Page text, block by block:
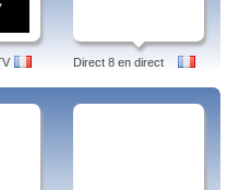
Direct 8 en direct